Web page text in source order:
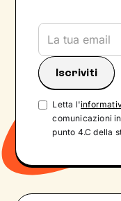
Letta l'
comunicazioni
punto 4.C della